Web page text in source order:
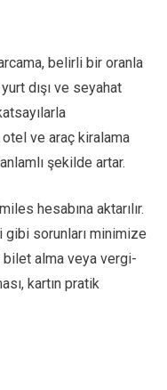
belirli bir oranla
dışı ve seyahat
ve araç kiralama
şekilde artar.
hesabına aktarılır.
gibi sorunları minimize
bilet alma veya vergi-
kartın pratik